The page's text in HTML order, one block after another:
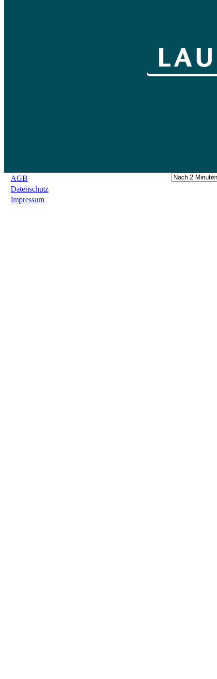
AGB
Datenschutz
Impressum